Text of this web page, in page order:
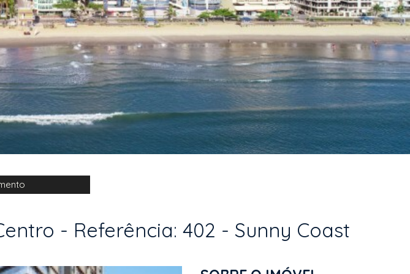
- Referência: 402 - Sunny Coast